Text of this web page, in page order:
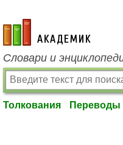
academic.ru
Словари и
Толкования Переводы